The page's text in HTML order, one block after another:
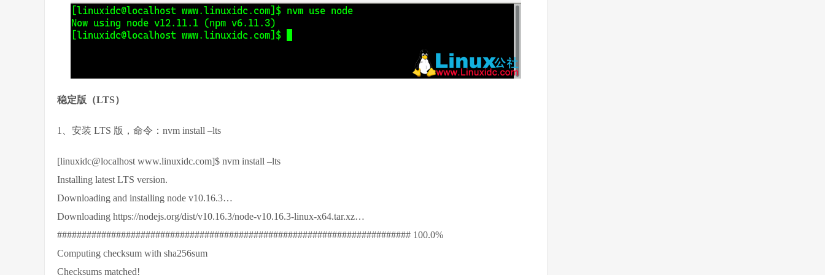
稳定版（LTS）
1、安装 LTS 版，命令：nvm install –lts
[linuxidc@localhost www.linuxidc.com]$ nvm install –lts
Installing latest LTS version.
Downloading and installing node v10.16.3…
Downloading https://nodejs.org/dist/v10.16.3/node-v10.16.3-linux-x64.tar.xz…
######################################################################## 100.0%
Computing checksum with sha256sum
Checksums matched!